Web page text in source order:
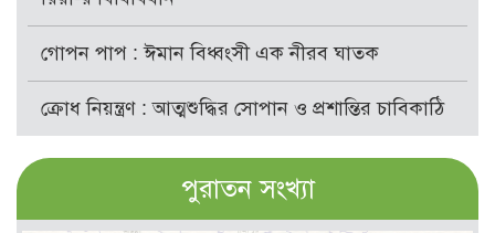
গোপন পাপ : ঈমান বিধ্বংসী এক নীরব ঘাতক
ক্রোধ নিয়ন্ত্রণ : আত্মশুদ্ধির সোপান ও প্রশান্তির চাবিকাঠি
পুরাতন সংখ্যা